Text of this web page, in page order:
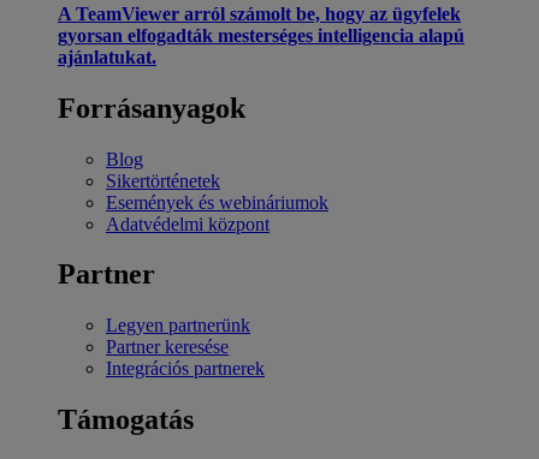
A TeamViewer arról számolt be, hogy az ügyfelek
gyorsan elfogadták mesterséges intelligencia alapú
ajánlatukat.
Forrásanyagok
Blog
Sikertörténetek
Események és webináriumok
Adatvédelmi központ
Partner
Legyen partnerünk
Partner keresése
Integrációs partnerek
Támogatás